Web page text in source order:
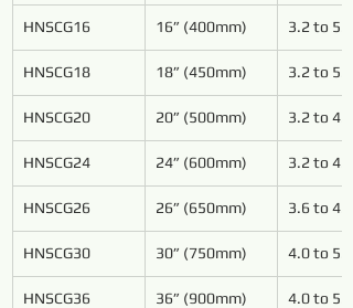
HNSCG16 16” (400mm) 3.2 to 5.4
HNSCG18 18” (450mm) 3.2 to 5.4
HNSCG20 20” (500mm) 3.2 to 4.8
HNSCG24 24” (600mm) 3.2 to 4.8
HNSCG26 26” (650mm) 3.6 to 4.8
HNSCG30 30” (750mm) 4.0 to 5.4
HNSCG36 36” (900mm) 4.0 to 5.4